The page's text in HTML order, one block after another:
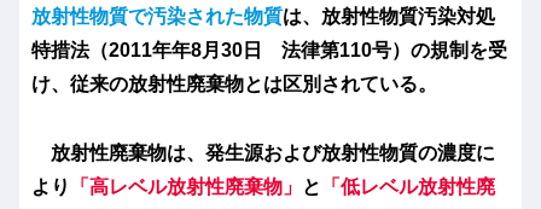
放射性物質で汚染された物質は、放射性物質汚染対処
特措法（2011年年8月30日 法律第110号）の規制を受
け、従来の放射性廃棄物とは区別されている。
放射性廃棄物は、発生源および放射性物質の濃度に
より
「高レベル放射性廃棄物 」 と
「低レベル放射性廃